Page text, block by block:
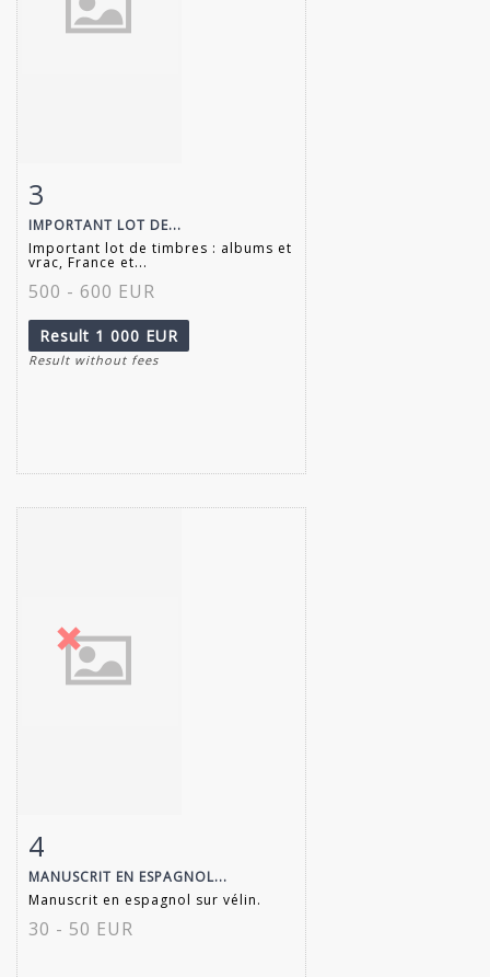
3
IMPORTANT LOT DE...
Important lot de timbres : albums et
vrac, France et...
500 - 600 EUR
Result 1 000 EUR
Result without fees
4
MANUSCRIT EN ESPAGNOL...
Manuscrit en espagnol sur vélin.
30 - 50 EUR